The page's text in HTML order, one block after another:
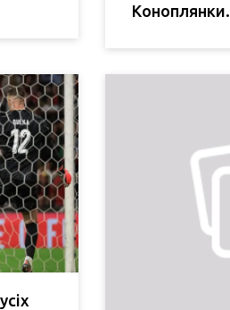
Коноплянки.